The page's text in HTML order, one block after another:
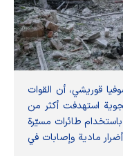
قوريشي، أن القوات
استهدفت أكثر من
باستخدام طائرات مسيّرة
مادية وإصابات في